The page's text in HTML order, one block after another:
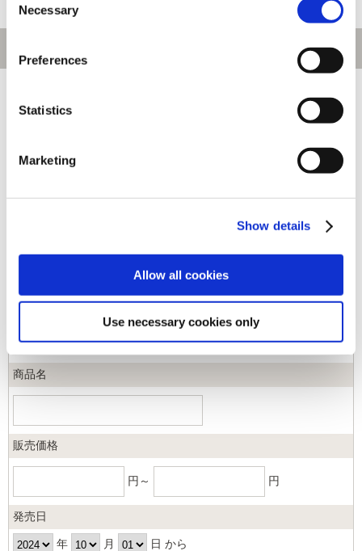
Selection
Necessary
Preferences
Statistics
Marketing
Show details
Allow all cookies
Use necessary cookies only
商品コード
商品名
販売価格
円～ 円
発売日
年 月
日 から